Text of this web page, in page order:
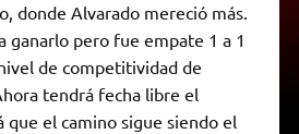
donde Alvarado mereció más.
ganarlo pero fue empate 1 a 1
de competitividad de
tendrá fecha libre el
que el camino sigue siendo el